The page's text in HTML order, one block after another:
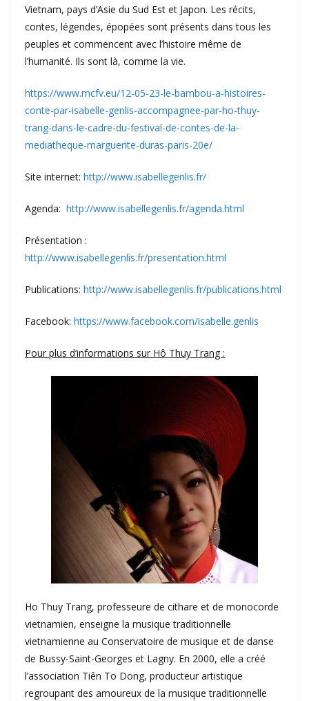
Vietnam, pays d’Asie du Sud Est et Japon. Les récits,
contes, légendes, épopées sont présents dans tous les
peuples et commencent avec l’histoire même de
l’humanité. Ils sont là, comme la vie.
https://www.mcfv.eu/12-05-23-le-bambou-a-histoires-
conte-par-isabelle-genlis-accompagnee-par-ho-thuy-
trang-dans-le-cadre-du-festival-de-contes-de-la-
mediatheque-marguerite-duras-paris-20e/
Site internet: http://www.isabellegenlis.fr/
Agenda: http://www.isabellegenlis.fr/agenda.html
Présentation :
http://www.isabellegenlis.fr/presentation.html
Publications: http://www.isabellegenlis.fr/publications.html
Facebook: https://www.facebook.com/isabelle.genlis
Pour plus d’informations sur Hô Thuy Trang :
Ho Thuy Trang, professeure de cithare et de monocorde
vietnamien, enseigne la musique traditionnelle
vietnamienne au Conservatoire de musique et de danse
de Bussy-Saint-Georges et Lagny. En 2000, elle a créé
l’association Tiên To Dong, producteur artistique
regroupant des amoureux de la musique traditionnelle